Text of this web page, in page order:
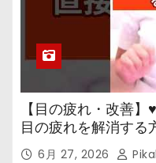
【目の疲れ・改善
目の疲れを解消する
市の女性・美容鍼灸
6月 27, 2026